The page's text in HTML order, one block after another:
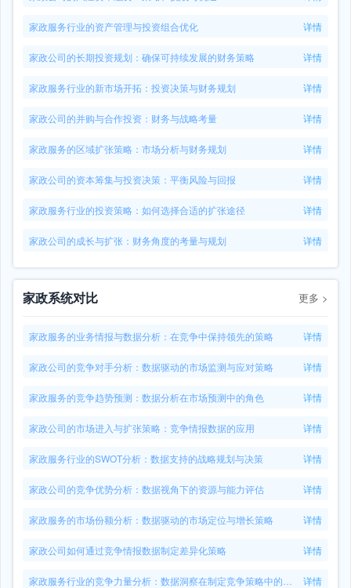
家政服务行业的资产管理与投资组合优化 详情
家政公司的长期投资规划：确保可持续发展的财务策略 详情
家政服务行业的新市场开拓：投资决策与财务规划 详情
家政公司的并购与合作投资：财务与战略考量 详情
家政服务的区域扩张策略：市场分析与财务规划 详情
家政公司的资本筹集与投资决策：平衡风险与回报 详情
家政服务行业的投资策略：如何选择合适的扩张途径 详情
家政公司的成长与扩张：财务角度的考量与规划 详情
家政系统对比 更多 >
家政服务的业务情报与数据分析：在竞争中保持领先的策略 详情
家政公司的竞争对手分析：数据驱动的市场监测与应对策略 详情
家政服务的竞争趋势预测：数据分析在市场预测中的角色 详情
家政公司的市场进入与扩张策略：竞争情报数据的应用 详情
家政服务行业的SWOT分析：数据支持的战略规划与决策 详情
家政公司的竞争优势分析：数据视角下的资源与能力评估 详情
家政服务的市场份额分析：数据驱动的市场定位与增长策略 详情
家政公司如何通过竞争情报数据制定差异化策略 详情
详情